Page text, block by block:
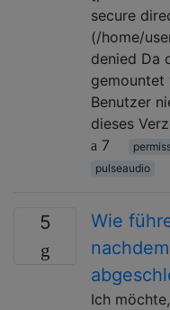
secure
(/home/
denied Da
gemountet
Benutzer
dieses
7
pulseaudio
5
Wie
Ich